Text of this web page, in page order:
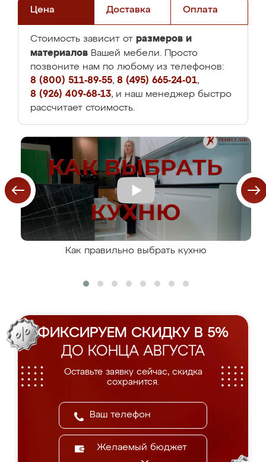
Цена Доставка Оплата
Стоимость зависит от размеров и
материалов Вашей мебели. Просто
позвоните нам по любому из телефонов:
8 (800) 511-89-55, 8 (495) 665-24-01,
8 (926) 409-68-13, и наш менеджер быстро
рассчитает стоимость.
Как правильно выбрать кухню
ФИКСИРУЕМ СКИДКУ В 5%
ДО КОНЦА АВГУСТА
Оставьте заявку сейчас, скидка
сохранится.
Желаемый бюджет